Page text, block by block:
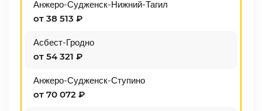
Анжеро-Судженск-Нижний-Тагил
от 38 513 ₽
Асбест-Гродно
от 54 321 ₽
Анжеро-Судженск-Ступино
от 70 072 ₽